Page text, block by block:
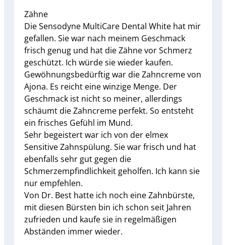
Zähne
Die Sensodyne MultiCare Dental White hat mir
gefallen. Sie war nach meinem Geschmack
frisch genug und hat die Zähne vor Schmerz
geschützt. Ich würde sie wieder kaufen.
Gewöhnungsbedürftig war die Zahncreme von
Ajona. Es reicht eine winzige Menge. Der
Geschmack ist nicht so meiner, allerdings
schäumt die Zahncreme perfekt. So entsteht
ein frisches Gefühl im Mund.
Sehr begeistert war ich von der elmex
Sensitive Zahnspülung. Sie war frisch und hat
ebenfalls sehr gut gegen die
Schmerzempfindlichkeit geholfen. Ich kann sie
nur empfehlen.
Von Dr. Best hatte ich noch eine Zahnbürste,
mit diesen Bürsten bin ich schon seit Jahren
zufrieden und kaufe sie in regelmäßigen
Abständen immer wieder.